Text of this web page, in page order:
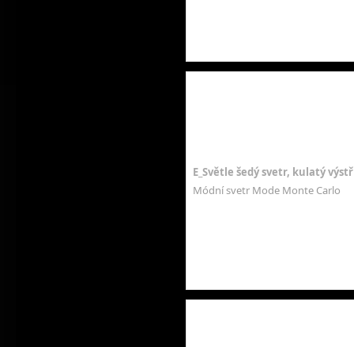
E_Světle šedý svetr, kulatý
Módní svetr Mode Monte Carlo